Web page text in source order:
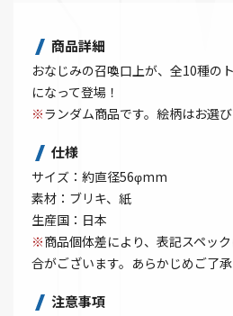
商品詳細
おなじみの召喚口上が、全10種の
になって登場！
※ランダム商品です。絵柄はお選び
仕様
サイズ：約直径56φmm
素材：ブリキ、紙
生産国：日本
※商品個体差により、表記スペッ
合がございます。あらかじめご了承
注意事項